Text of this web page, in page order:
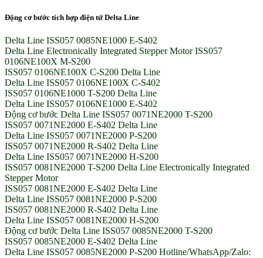
Động cơ bước tích hợp điện tử Delta Line
Delta Line ISS057 0085NE1000 E-S402
Delta Line Electronically Integrated Stepper Motor ISS057
0106NE100X M-S200
ISS057 0106NE100X C-S200 Delta Line
Delta Line ISS057 0106NE100X C-S402
ISS057 0106NE1000 T-S200 Delta Line
Delta Line ISS057 0106NE1000 E-S402
Động cơ bước Delta Line ISS057 0071NE2000 T-S200
ISS057 0071NE2000 E-S402 Delta Line
Delta Line ISS057 0071NE2000 P-S200
ISS057 0071NE2000 R-S402 Delta Line
Delta Line ISS057 0071NE2000 H-S200
ISS057 0081NE2000 T-S200 Delta Line Electronically Integrated
Stepper Motor
ISS057 0081NE2000 E-S402 Delta Line
Delta Line ISS057 0081NE2000 P-S200
ISS057 0081NE2000 R-S402 Delta Line
Delta Line ISS057 0081NE2000 H-S200
Động cơ bước Delta Line ISS057 0085NE2000 T-S200
ISS057 0085NE2000 E-S402 Delta Line
Delta Line ISS057 0085NE2000 P-S200 Hotline/WhatsApp/Zalo: